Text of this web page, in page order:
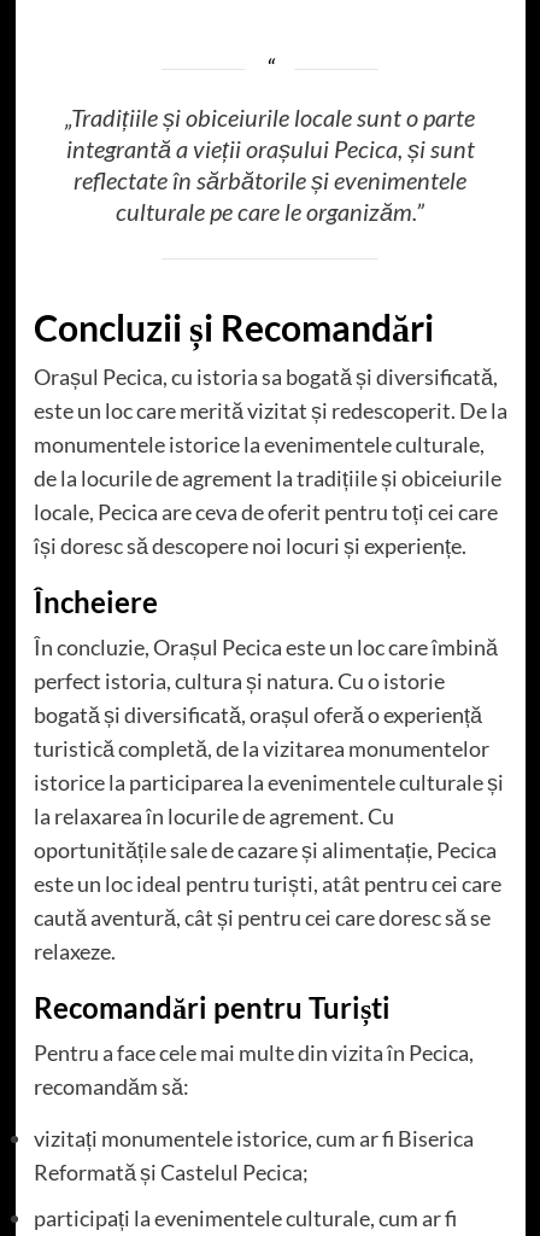
„Tradițiile și obiceiurile locale sunt o parte
integrantă a vieții orașului Pecica, și sunt
reflectate în sărbătorile și evenimentele
culturale pe care le organizăm.”
Concluzii și Recomandări
Orașul Pecica, cu istoria sa bogată și diversificată,
este un loc care merită vizitat și redescoperit. De la
monumentele istorice la evenimentele culturale,
de la locurile de agrement la tradițiile și obiceiurile
locale, Pecica are ceva de oferit pentru toți cei care
își doresc să descopere noi locuri și experiențe.
Încheiere
În concluzie, Orașul Pecica este un loc care îmbină
perfect istoria, cultura și natura. Cu o istorie
bogată și diversificată, orașul oferă o experiență
turistică completă, de la vizitarea monumentelor
istorice la participarea la evenimentele culturale și
la relaxarea în locurile de agrement. Cu
oportunitățile sale de cazare și alimentație, Pecica
este un loc ideal pentru turiști, atât pentru cei care
caută aventură, cât și pentru cei care doresc să se
relaxeze.
Recomandări pentru Turiști
Pentru a face cele mai multe din vizita în Pecica,
recomandăm să:
vizitați monumentele istorice, cum ar fi Biserica
Reformată și Castelul Pecica;
participați la evenimentele culturale, cum ar fi